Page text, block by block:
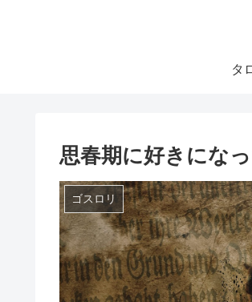
タ
思春期に好きにな
ゴスロリ